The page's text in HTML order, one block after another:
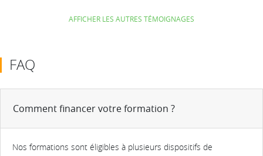
AFFICHER LES AUTRES TÉMOIGNAGES
FAQ
Comment financer votre formation ?
Nos formations sont éligibles à plusieurs dispositifs de